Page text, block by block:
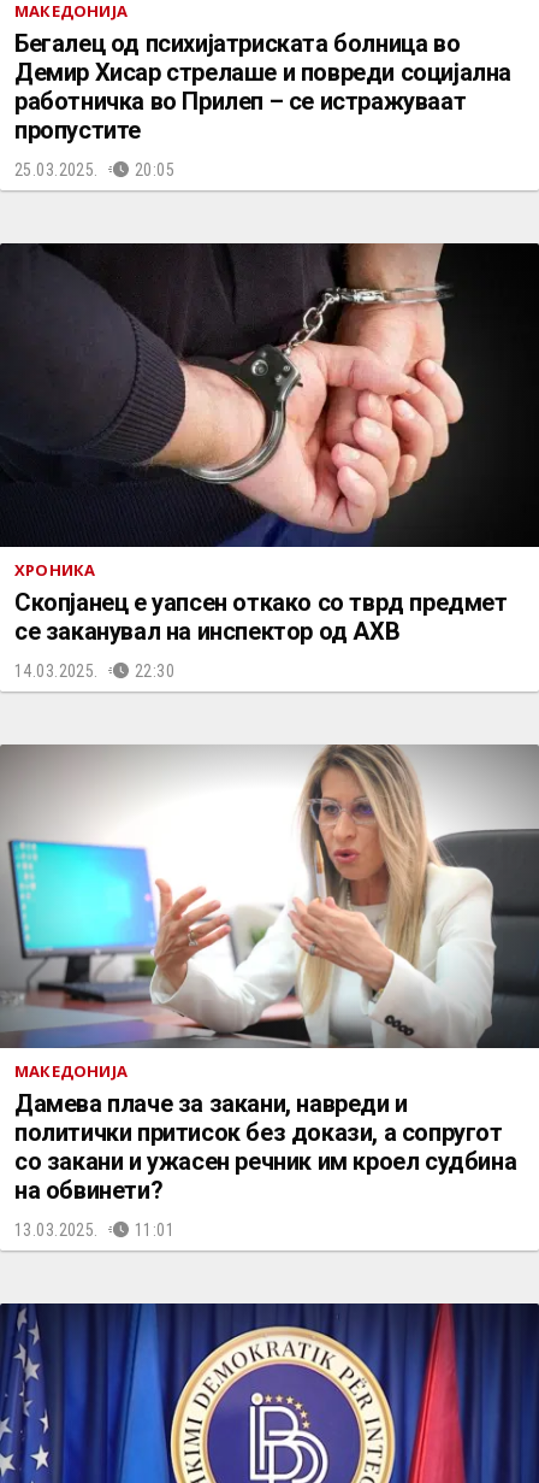
МАКЕДОНИЈА
Бегалец од психијатриската болница во
Демир Хисар стрелаше и повреди социјална
работничка во Прилеп – се истражуваат
пропустите
25.03.2025. 20:05
ХРОНИКА
Скопјанец е уапсен откако со тврд предмет
се заканувал на инспектор од АХВ
14.03.2025. 22:30
МАКЕДОНИЈА
Дамева плаче за закани, навреди и
политички притисок без докази, а сопругот
со закани и ужасен речник им кроел судбина
на обвинети?
13.03.2025. 11:01